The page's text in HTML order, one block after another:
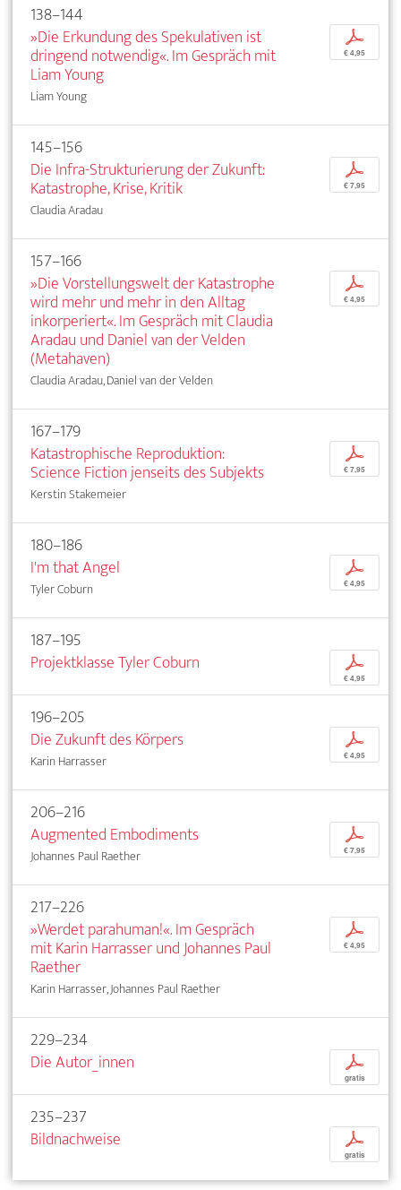
138–144
»Die Erkundung des Spekulativen ist
dringend notwendig«. Im Gespräch mit
Liam Young
Liam Young
p
€ 4,95
145–156
Die Infra-Strukturierung der Zukunft:
Katastrophe, Krise, Kritik
Claudia Aradau
p
€ 7,95
157–166
»Die Vorstellungswelt der Katastrophe
wird mehr und mehr in den Alltag
inkorperiert«. Im Gespräch mit Claudia
Aradau und Daniel van der Velden
(Metahaven)
Claudia Aradau, Daniel van der Velden
p
€ 4,95
167–179
Katastrophische Reproduktion:
Science Fiction jenseits des Subjekts
Kerstin Stakemeier
p
€ 7,95
180–186
I'm that Angel
Tyler Coburn
p
€ 4,95
187–195
Projektklasse Tyler Coburn
p
€ 4,95
196–205
Die Zukunft des Körpers
Karin Harrasser
p
€ 4,95
206–216
Augmented Embodiments
Johannes Paul Raether
p
€ 7,95
217–226
»Werdet parahuman!«. Im Gespräch
mit Karin Harrasser und Johannes Paul
Raether
Karin Harrasser, Johannes Paul Raether
p
€ 4,95
229–234
Die Autor_innen
p
gratis
235–237
Bildnachweise
p
gratis